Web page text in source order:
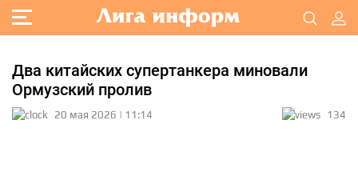
Два китайских супертанкера миновали
Ормузский пролив
20 мая 2026 | 11:14 134